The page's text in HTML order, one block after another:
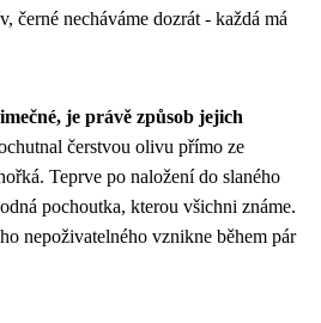
černé necháváme dozrát - každá má
je právě způsob jejich
čerstvou olivu přímo ze
Teprve po naložení do slaného
pochoutka, kterou všichni známe.
nepoživatelného vznikne během pár